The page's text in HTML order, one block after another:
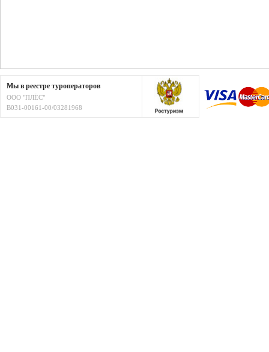
Мы в реестре туроператоров
ООО "ПЛЁС"
В031-00161-00/03281968